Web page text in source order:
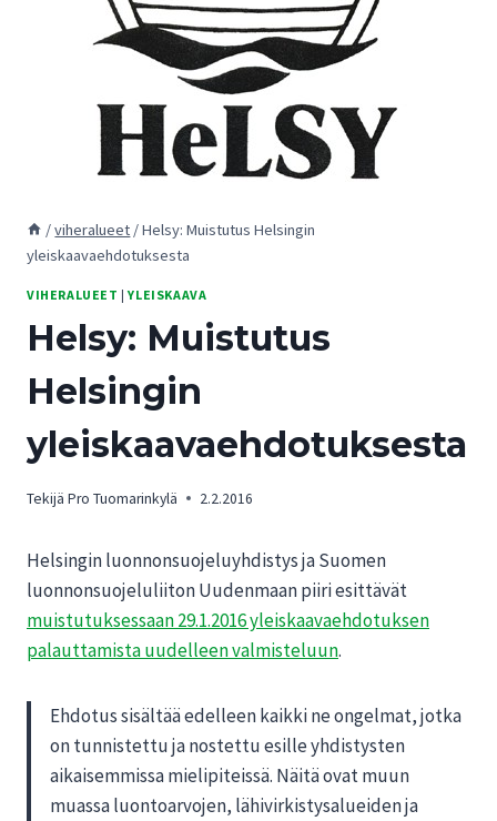
/viheralueet /Helsy: Muistutus Helsingin
yleiskaavaehdotuksesta
VIHERALUEET |YLEISKAAVA
Helsy: Muistutus
Helsingin
yleiskaavaehdotuksesta
Tekijä Pro Tuomarinkylä 2.2.2016
Helsingin luonnonsuojeluyhdistys ja Suomen
luonnonsuojeluliiton Uudenmaan piiri esittävät
muistutuksessaan 29.1.2016 yleiskaavaehdotuksen
palauttamista uudelleen valmisteluun.
Ehdotus sisältää edelleen kaikki ne ongelmat, jotka
on tunnistettu ja nostettu esille yhdistysten
aikaisemmissa mielipiteissä. Näitä ovat muun
muassa luontoarvojen, lähivirkistysalueiden ja